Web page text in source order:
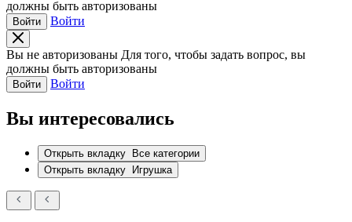
должны быть авторизованы
Войти Войти
Вы не авторизованы Для того, чтобы задать вопрос, вы
должны быть авторизованы
Войти Войти
Вы интересовались
Открыть вкладку Все категории
Открыть вкладку Игрушка